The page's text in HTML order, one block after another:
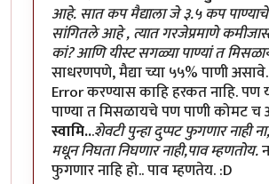
आहे. सात कप मैद्याला जे ३.५ कप पाण्याचे
सांगितले आहे , त्यात गरजेप्रमाणे
कां? आणि यीस्ट सगळ्या पाण्यां त
साधरणपणे, मैद्या च्या ५५% पाणी
Error करण्यास काहि हरकत नाहि. पण
पाण्या त मिसळायचे पण पाणी कोमट च
स्वामि...शेवटी पुन्हा दुप्पट फुगणार नाही
मधून निघता निघणार नाही,पाव म्हणतोय.
फुगणार नाहि हो.. पाव म्हणतेय. :D